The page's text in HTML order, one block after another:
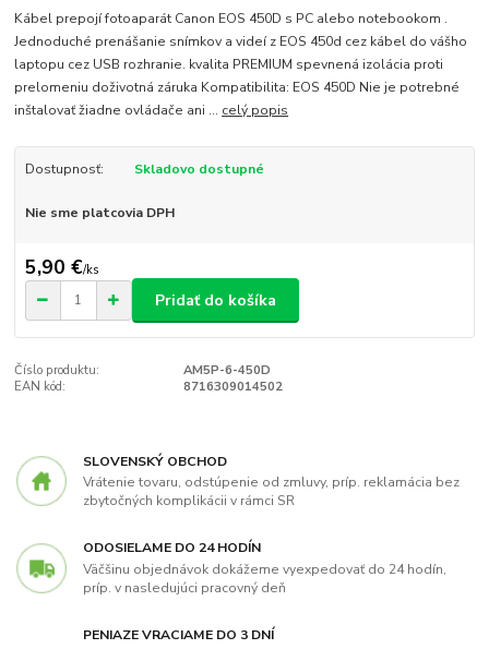
Kábel prepojí fotoaparát Canon EOS 450D s PC alebo notebookom .
Jednoduché prenášanie snímkov a videí z EOS 450d cez kábel do vášho
laptopu cez USB rozhranie. kvalita PREMIUM spevnená izolácia proti
prelomeniu doživotná záruka Kompatibilita: EOS 450D Nie je potrebné
inštalovať žiadne ovládače ani ... celý popis
Dostupnosť: Skladovo dostupné
Nie sme platcovia DPH
5,90 €/ks
Pridať do košíka
Číslo produktu:
AM5P-6-450D
EAN kód:
8716309014502
SLOVENSKÝ OBCHOD
Vrátenie tovaru, odstúpenie od zmluvy, príp. reklamácia bez
zbytočných komplikácii v rámci SR
ODOSIELAME DO 24 HODÍN
Väčšinu objednávok dokážeme vyexpedovať do 24 hodín,
príp. v nasledujúci pracovný deň
PENIAZE VRACIAME DO 3 DNÍ